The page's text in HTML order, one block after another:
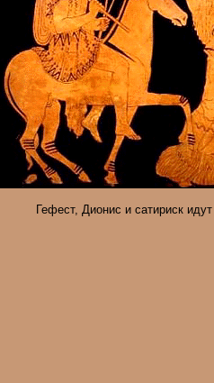
Гефест, Дионис и сатириск